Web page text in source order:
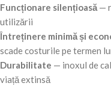
Funcționare silențioasă —
utilizării
Întreținere minimă și
scade costurile pe termen
Durabilitate — inoxul de
viață extinsă